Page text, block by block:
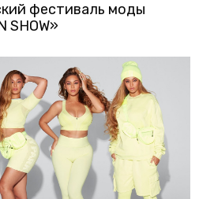
фестиваль моды
SHOW»